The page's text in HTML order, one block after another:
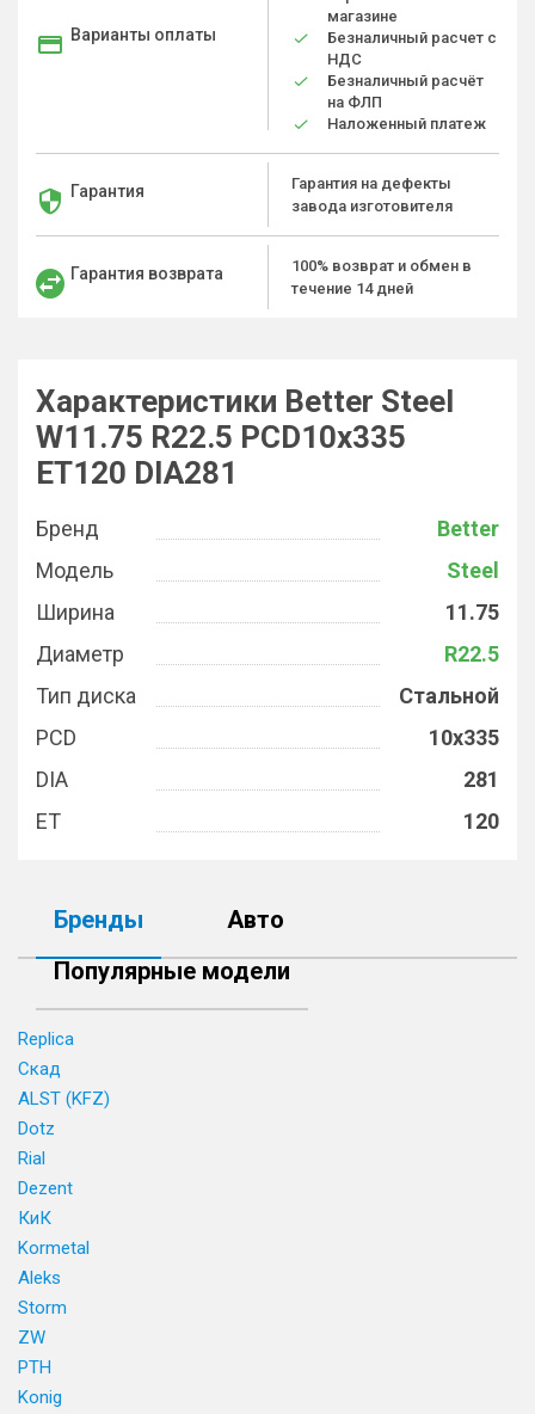
Варианты оплаты
магазине
Безналичный расчет с
НДС
Безналичный расчёт
на ФЛП
Наложенный платеж
Гарантия
Гарантия на дефекты
завода изготовителя
Гарантия возврата
100% возврат и обмен в
течение 14 дней
Характеристики Better Steel
W11.75 R22.5 PCD10x335
ET120 DIA281
Бренд
Better
Модель
Steel
Ширина
11.75
Диаметр
R22.5
Тип диска
Стальной
PCD
10x335
DIA
281
ET
120
Бренды
Авто
Популярные модели
Replica
Скад
ALST (KFZ)
Dotz
Rial
Dezent
КиК
Kormetal
Aleks
Storm
ZW
PTH
Konig